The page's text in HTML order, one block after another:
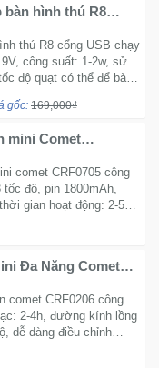
bàn hình thú R8
thú R8 cổng USB chạy
công suất: 1-2w, sử
độ quạt có thể để bàn
gốc: 169,000₫
mini Comet
comet CRF0705 công
độ, pin 1800mAh,
gian hoạt động: 2-5
Đa Năng Comet
Lá) - Hàng Chính
comet CRF0206 công
2-4h, đường kính lồng
dễ dàng điều chỉnh